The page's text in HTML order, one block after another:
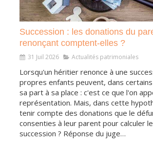
Succession : les donations du
renonçant comptent-elles ?
31 Juil 2026 Actualités patrimoniales
Lorsqu'un héritier renonce à une
propres enfants peuvent, dans
sa part à sa place : c'est ce que l'on
représentation. Mais, dans cette
tenir compte des donations que le
consenties à leur parent pour calculer
succession ? Réponse du juge…